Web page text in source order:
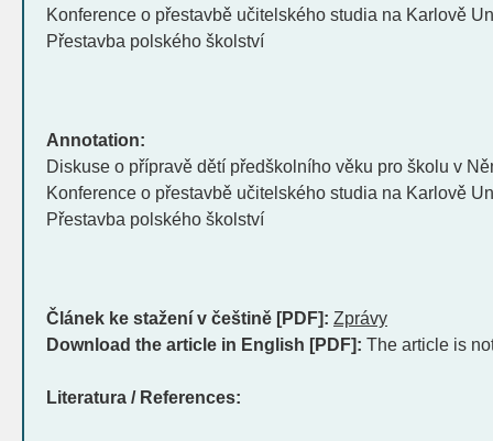
Konference o přestavbě učitelského studia na Karlově
Přestavba polského školství
Annotation:
Diskuse o přípravě dětí předškolního věku pro školu v
Konference o přestavbě učitelského studia na Karlově
Přestavba polského školství
Článek ke stažení v češtině [PDF]: Zprávy
Download the article in English [PDF]: The article is
Literatura / References: